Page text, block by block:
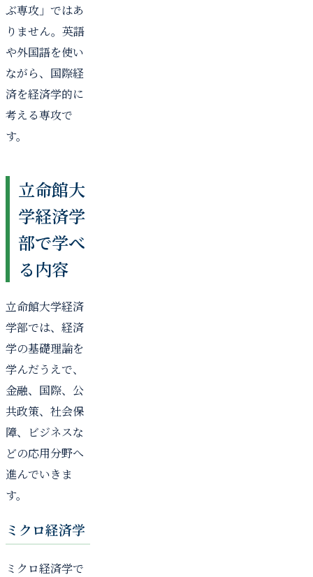
ぶ専攻」ではあ
りません。英語
や外国語を使い
ながら、国際経
済を経済学的に
考える専攻で
す。
立命館大
学経済学
部で学べ
る内容
立命館大学経済
学部では、経済
学の基礎理論を
学んだうえで、
金融、国際、公
共政策、社会保
障、ビジネスな
どの応用分野へ
進んでいきま
す。
ミクロ経済学
ミクロ経済学で